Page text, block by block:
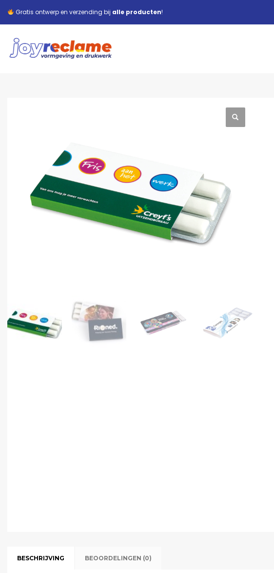
Gratis ontwerp en verzending bij alle producten!
BESCHRIJVING BEOORDELINGEN (0)